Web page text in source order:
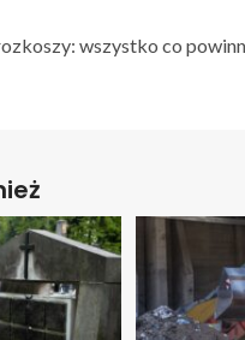
wszystko co